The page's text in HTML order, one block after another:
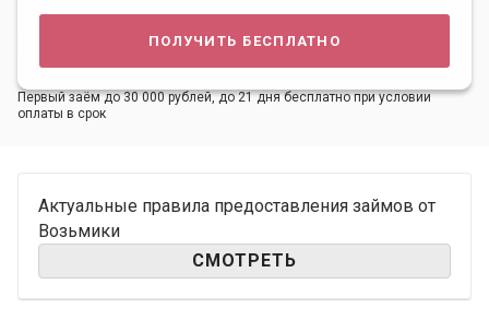
получить бесплатно
Первый заём до 30 000 рублей, до 21 дня бесплатно при условии
оплаты в срок
Актуальные правила предоставления займов от
Возьмики
СМОТРЕТЬ